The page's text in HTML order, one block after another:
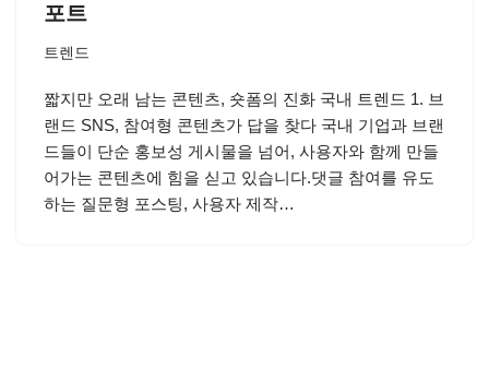
포트
트렌드
짧지만 오래 남는 콘텐츠, 숏폼의 진화 국내 트렌드 1. 브
랜드 SNS, 참여형 콘텐츠가 답을 찾다 국내 기업과 브랜
드들이 단순 홍보성 게시물을 넘어, 사용자와 함께 만들
어가는 콘텐츠에 힘을 싣고 있습니다.댓글 참여를 유도
하는 질문형 포스팅, 사용자 제작…